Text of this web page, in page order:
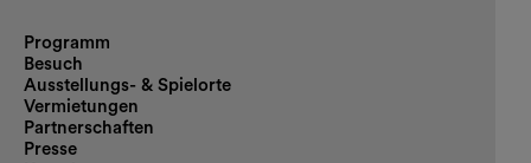
Programm
Besuch
Ausstellungs- & Spielorte
Vermietungen
Partnerschaften
Presse